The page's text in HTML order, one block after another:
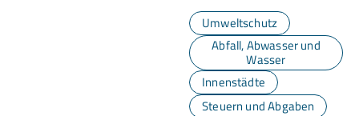
Umweltschutz
Abfall, Abwasser und
Wasser
Innenstädte
Steuern und Abgaben